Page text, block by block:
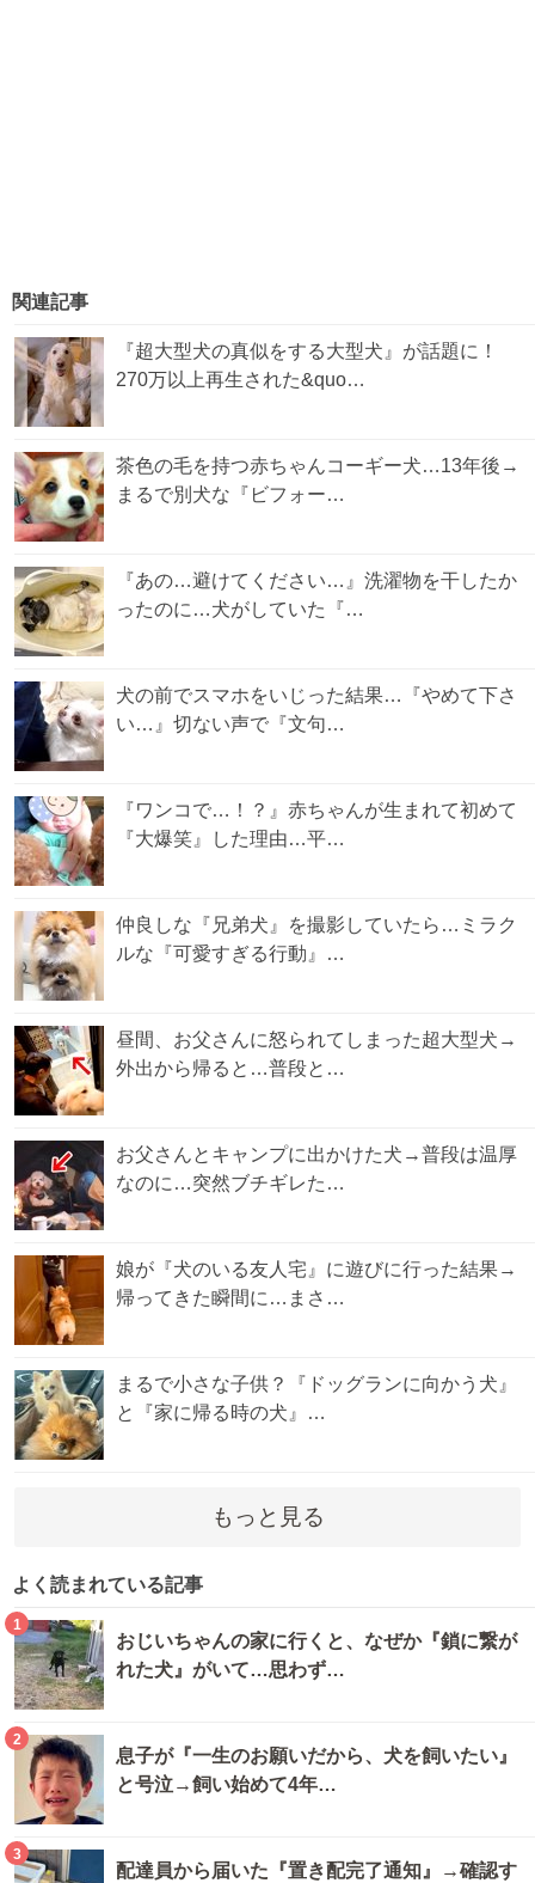
関連記事
『超大型犬の真似をする大型犬』が話題に！
270万以上再生された&quo…
茶色の毛を持つ赤ちゃんコーギー犬…13年後→
まるで別犬な『ビフォー…
『あの…避けてください…』洗濯物を干したか
ったのに…犬がしていた『…
犬の前でスマホをいじった結果…『やめて下さ
い…』切ない声で『文句…
『ワンコで…！？』赤ちゃんが生まれて初めて
『大爆笑』した理由…平…
仲良しな『兄弟犬』を撮影していたら…ミラク
ルな『可愛すぎる行動』…
昼間、お父さんに怒られてしまった超大型犬→
外出から帰ると…普段と…
お父さんとキャンプに出かけた犬→普段は温厚
なのに…突然ブチギレた…
娘が『犬のいる友人宅』に遊びに行った結果→
帰ってきた瞬間に…まさ…
まるで小さな子供？『ドッグランに向かう犬』
と『家に帰る時の犬』…
もっと見る
よく読まれている記事
1
おじいちゃんの家に行くと、なぜか『鎖に繋が
れた犬』がいて…思わず…
2
息子が『一生のお願いだから、犬を飼いたい』
と号泣→飼い始めて4年…
3
配達員から届いた『置き配完了通知』→確認す